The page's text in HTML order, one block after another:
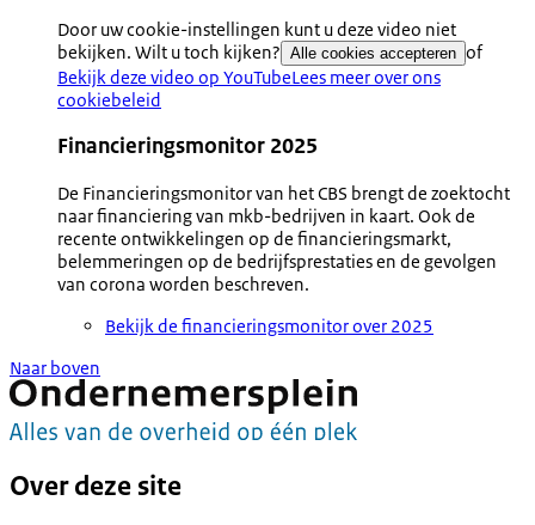
Door uw cookie-instellingen kunt u deze video niet
bekijken. Wilt u toch kijken? Alle cookies accepteren of
Bekijk deze video op YouTubeLees meer over ons
cookiebeleid
Financieringsmonitor 2025
De Financieringsmonitor van het CBS brengt de zoektocht
naar financiering van mkb-bedrijven in kaart. Ook de
recente ontwikkelingen op de financieringsmarkt,
belemmeringen op de bedrijfsprestaties en de gevolgen
van corona worden beschreven.
Bekijk de financieringsmonitor over 2025
Naar boven
Over deze site